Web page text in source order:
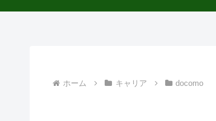
ホーム キャリア docomo